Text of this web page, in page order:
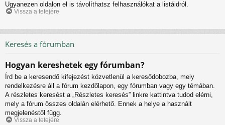
Ugyanezen oldalon el is távolíthatsz felhasználókat a listáidról.
Vissza a tetejére
Keresés a fórumban
Hogyan kereshetek egy fórumban?
Írd be a keresendő kifejezést közvetlenül a keresődobozba, mely
rendelkezésre áll a fórum kezdőlapon, egy fórumban vagy egy témában.
A részletes keresést a „Részletes keresés” linkre kattintva tudod elérni,
mely a fórum összes oldalán elérhető. Ennek a helye a használt
megjelenéstől függ.
Vissza a tetejére